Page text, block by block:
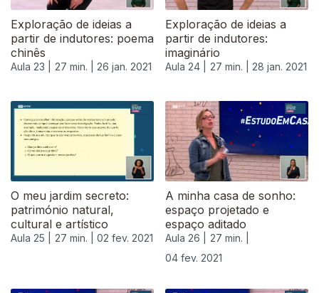
Exploração de ideias a
partir de indutores: poema
chinês
Aula 23 | 27 min. | 26 jan. 2021
Exploração de ideias a
partir de indutores:
imaginário
Aula 24 | 27 min. | 28 jan. 2021
O meu jardim secreto:
património natural,
cultural e artístico
Aula 25 | 27 min. | 02 fev. 2021
A minha casa de sonho:
espaço projetado e
espaço aditado
Aula 26 |
27 min. |
04 fev. 2021